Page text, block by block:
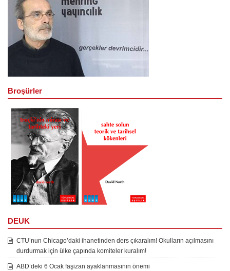
Broşürler
DEUK
CTU’nun Chicago’daki ihanetinden ders çıkaralım! Okulların açılmasını
durdurmak için ülke çapında komiteler kuralım!
ABD’deki 6 Ocak faşizan ayaklanmasının önemi